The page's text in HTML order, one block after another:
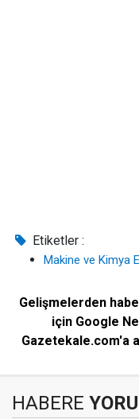
Etiketler :
Makine ve Kimya
Gelişmelerden
için Google
Gazetekale.com'a
HABERE